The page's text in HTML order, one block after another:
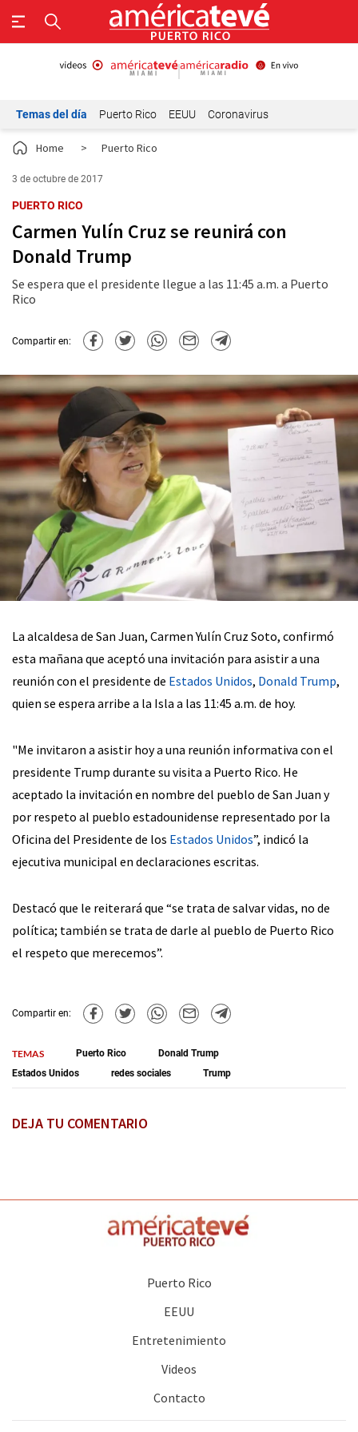
Temas del día Puerto Rico EEUU Coronavirus
Home > Puerto Rico
3 de octubre de 2017
PUERTO RICO
Carmen Yulín Cruz se reunirá con
Donald Trump
Se espera que el presidente llegue a las 11:45 a.m. a Puerto
Rico
Compartir en:
La alcaldesa de San Juan, Carmen Yulín Cruz Soto, confirmó
esta mañana que aceptó una invitación para asistir a una
reunión con el presidente de Estados Unidos, Donald Trump,
quien se espera arribe a la Isla a las 11:45 a.m. de hoy.
"Me invitaron a asistir hoy a una reunión informativa con el
presidente Trump durante su visita a Puerto Rico. He
aceptado la invitación en nombre del pueblo de San Juan y
por respeto al pueblo estadounidense representado por la
Oficina del Presidente de los Estados Unidos”, indicó la
ejecutiva municipal en declaraciones escritas.
Destacó que le reiterará que “se trata de salvar vidas, no de
política; también se trata de darle al pueblo de Puerto Rico
el respeto que merecemos”.
Compartir en:
TEMAS Puerto Rico
Donald Trump
Estados Unidos
redes sociales Trump
DEJA TU COMENTARIO
Puerto Rico
EEUU
Entretenimiento
Videos
Contacto